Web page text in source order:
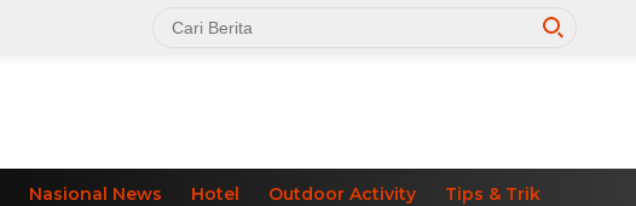
Nasional News Hotel Outdoor Activity Tips & Trik